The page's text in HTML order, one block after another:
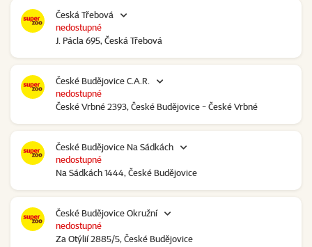
Česká Třebová
J. Pácla 695, Česká Třebová
nedostupné
České Budějovice C.A.R.
České Vrbné 2393, České Budějovice - České Vrbné
nedostupné
České Budějovice Na Sádkách
Na Sádkách 1444, České Budějovice
nedostupné
České Budějovice Okružní
Za Otýlií 2885/5, České Budějovice
nedostupné